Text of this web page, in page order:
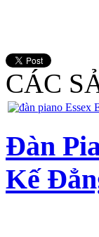
CÁC
Đàn
Kế